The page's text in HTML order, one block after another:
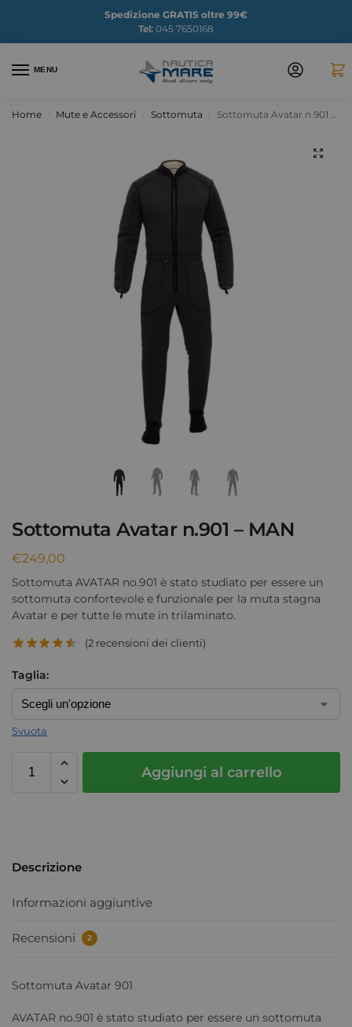
Spedizione GRATIS oltre 99€
Tel: 045 7650168
MENU
Home Mute e Accessori Sottomuta Sottomuta Avatar n.901 – MAN
Sottomuta Avatar n.901 – MAN
€249,00
Sottomuta AVATAR no.901 è stato studiato per essere un
sottomuta confortevole e funzionale per la muta stagna
Avatar e per tutte le mute in trilaminato.
(2 recensioni dei clienti)
Taglia:
Svuota
Aggiungi al carrello
Descrizione
Informazioni aggiuntive
Recensioni 2
Sottomuta Avatar 901
AVATAR no.901 è stato studiato per essere un sottomuta